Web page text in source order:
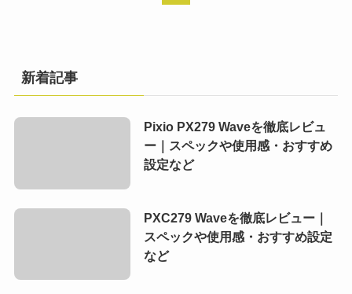
新着記事
Pixio PX279 Waveを徹底レビュ
ー｜スペックや使用感・おすすめ
設定など
PXC279 Waveを徹底レビュー｜
スペックや使用感・おすすめ設定
など